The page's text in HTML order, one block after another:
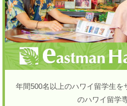
年間500名以上のハワイ留学生を
のハワイ留学